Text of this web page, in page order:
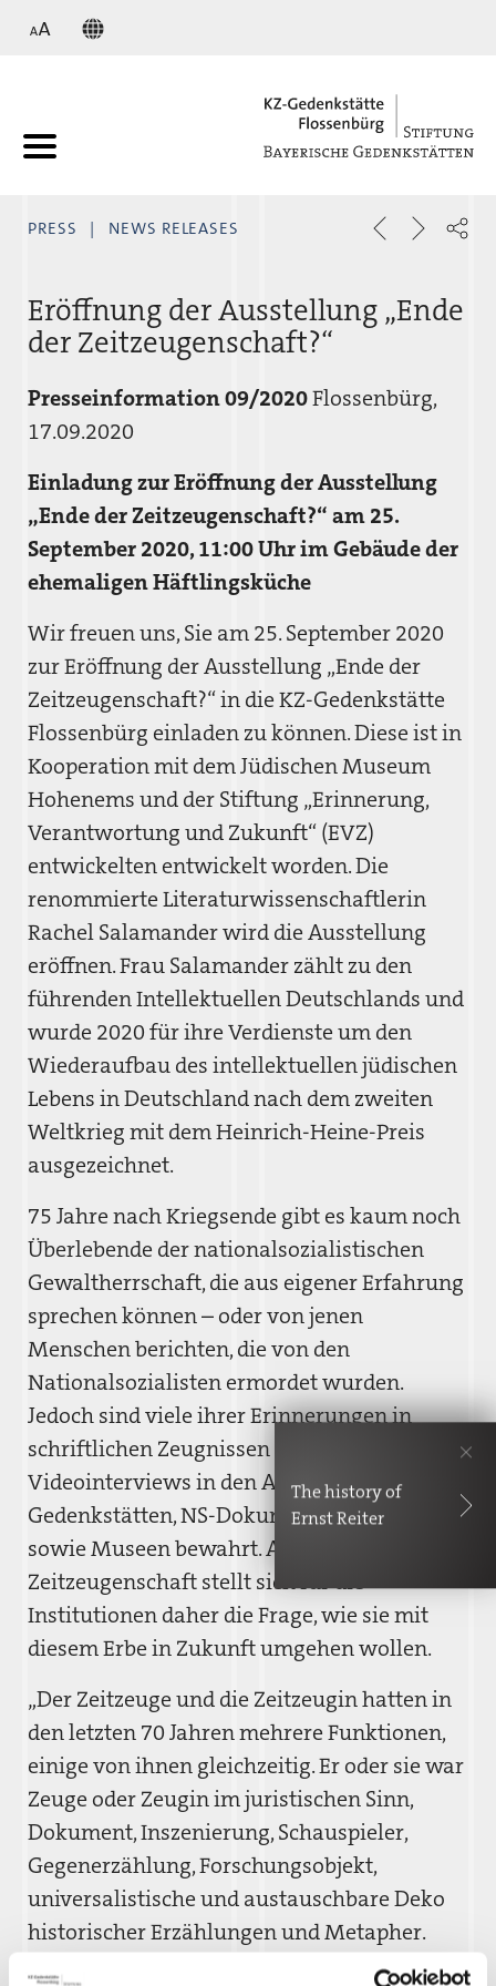
PRESS NEWS RELEASES
Eröffnung der Ausstellung „Ende
der Zeitzeugenschaft?“
Presseinformation 09/2020Flossenbürg,
17.09.2020
Einladung zur Eröffnung der Ausstellung
„Ende der Zeitzeugenschaft?“am 25.
September 2020, 11:00 Uhr im Gebäude der
ehemaligen Häftlingsküche
Wir freuen uns, Sie am 25. September 2020
zur Eröffnung der Ausstellung „Ende der
Zeitzeugenschaft?“ in die KZ-Gedenkstätte
Flossenbürg einladen zu können. Diese ist in
Kooperation mit dem Jüdischen Museum
Hohenems und der Stiftung „Erinnerung,
Verantwortung und Zukunft“ (EVZ)
entwickelten entwickelt worden. Die
renommierte Literaturwissenschaftlerin
Rachel Salamander wird die Ausstellung
eröffnen. Frau Salamander zählt zu den
führenden Intellektuellen Deutschlands und
wurde 2020 für ihre Verdienste um den
Wiederaufbau des intellektuellen jüdischen
Lebens in Deutschland nach dem zweiten
Weltkrieg mit dem Heinrich-Heine-Preis
ausgezeichnet.
75 Jahre nach Kriegsende gibt es kaum noch
Überlebende der nationalsozialistischen
Gewaltherrschaft, die aus eigener Erfahrung
sprechen können – oder von jenen
Menschen berichten, die von den
Nationalsozialisten ermordet wurden.
Jedoch sind viele ihrer Erinnerungen in
schriftlichen Zeugnissen sowie unzähligen
Videointerviews in den Archiven von KZ-
Gedenkstätten, NS-Dokumentationszentren
sowie Museen bewahrt. Am Ende der
Zeitzeugenschaft stellt sich für die
Institutionen daher die Frage, wie sie mit
diesem Erbe in Zukunft umgehen wollen.
„Der Zeitzeuge und die Zeitzeugin hatten in
den letzten 70 Jahren mehrere Funktionen,
einige von ihnen gleichzeitig. Er oder sie war
Zeuge oder Zeugin im juristischen Sinn,
Dokument, Inszenierung, Schauspieler,
Gegenerzählung, Forschungsobjekt,
universalistische und austauschbare Deko
historischer Erzählungen und Metapher.
Aber, fast vergisst man beim Reden über die
The history of
Ernst Reiter